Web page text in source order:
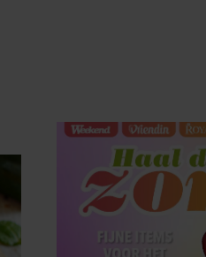
Tips om
Met de Santé
week tips om je